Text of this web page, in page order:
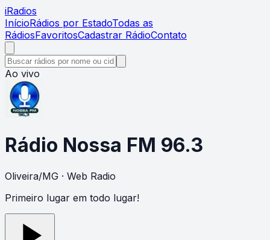
iRadios
InícioRádios por EstadoTodas as
RádiosFavoritosCadastrar RádioContato
Ao vivo
Rádio Nossa FM 96.3
Oliveira/MG · Web Radio
Primeiro lugar em todo lugar!